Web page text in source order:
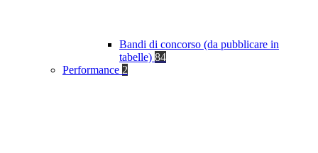
Bandi di concorso (da pubblicare in
tabelle) 84
Performance 2